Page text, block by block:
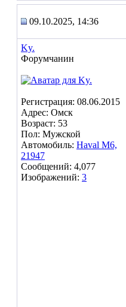
09.10.2025, 14:36
Ky.
Форумчанин
Регистрация: 08.06.2015
Адрес: Омск
Возраст: 53
Пол: Мужской
Автомобиль: Haval M6,
21947
Сообщений: 4,077
Изображений: 3